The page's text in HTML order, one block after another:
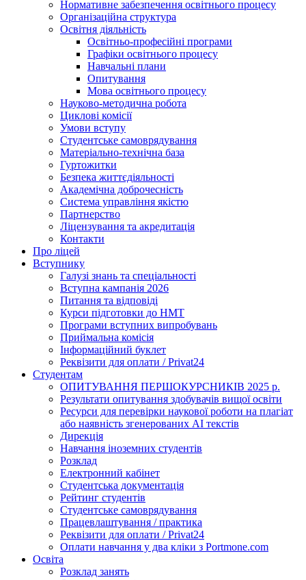
Нормативне забезпечення освітнього процесу
Організаційна структура
Освітня діяльність
Освітньо-професійні програми
Графіки освітнього процесу
Навчальні плани
Опитування
Мова освітнього процесу
Науково-методична робота
Циклові комісії
Умови вступу
Студентське самоврядування
Матеріально-технічна база
Гуртожитки
Безпека життєдіяльності
Академічна доброчесність
Система управління якістю
Партнерство
Ліцензування та акредитація
Контакти
Про ліцей
Вступнику
Галузі знань та спеціальності
Вступна кампанія 2026
Питання та відповіді
Курси підготовки до НМТ
Програми вступних випробувань
Приймальна комісія
Інформаційний буклет
Реквізити для оплати / Privat24
Студентам
ОПИТУВАННЯ ПЕРШОКУРСНИКІВ 2025 р.
Результати опитування здобувачів вищої освіти
Ресурси для перевірки наукової роботи на плагіат
або наявність згенерованих АІ текстів
Дирекція
Навчання іноземних студентів
Розклад
Електронний кабінет
Студентська документація
Рейтинг студентів
Студентське самоврядування
Працевлаштування / практика
Реквізити для оплати / Privat24
Оплати навчання у два кліки з Portmone.com
Освіта
Розклад занять